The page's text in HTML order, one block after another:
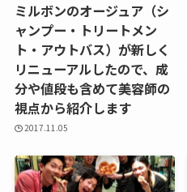
ミルボンのオージュア（シ
ャンプー・トリートメン
ト・アウトバス）が新しく
リニューアルしたので、成
分や値段も含めて美容師の
視点から紹介します
2017.11.05